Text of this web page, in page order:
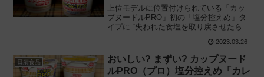
てみた結果、想像以上に化けた件
w
上位モデルに位置付けられている「カッ
プヌードルPRO」初の「塩分控えめ」タ
イプに “失われた食塩を取り戻させたら”
——。おいしい？ まずい？ どのくらいの
塩を入れるべきなのかポイントも解説!!
2023.03.26
日清食品
おいしい? まずい? カップヌード
ルPRO（プロ）塩分控えめ「カレ